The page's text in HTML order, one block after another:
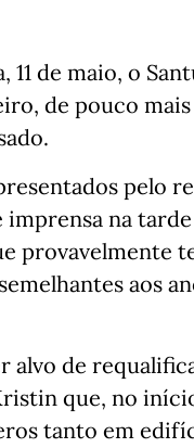
11 de maio, o
de pouco
pelo
na
provavelmente
aos
alvo de
que, no
tanto em